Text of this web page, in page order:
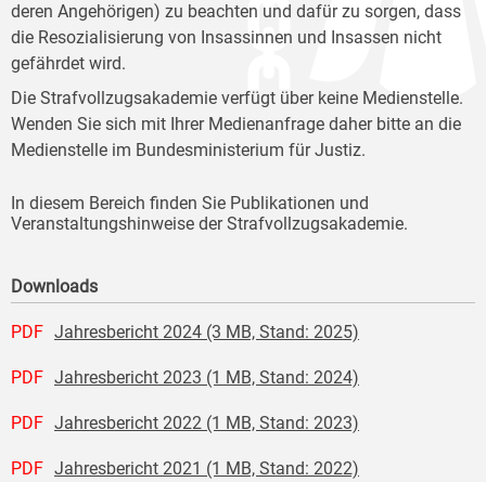
deren Angehörigen) zu beachten und dafür zu sorgen, dass
die Resozialisierung von Insassinnen und Insassen nicht
gefährdet wird.
Die Strafvollzugsakademie verfügt über keine Medienstelle.
Wenden Sie sich mit Ihrer Medienanfrage daher bitte an die
Medienstelle im Bundesministerium für Justiz.
In diesem Bereich finden Sie Publikationen und
Veranstaltungshinweise der Strafvollzugsakademie.
Downloads
PDF Jahresbericht 2024 (3 MB, Stand: 2025)
PDF Jahresbericht 2023 (1 MB, Stand: 2024)
PDF Jahresbericht 2022 (1 MB, Stand: 2023)
PDF Jahresbericht 2021 (1 MB, Stand: 2022)